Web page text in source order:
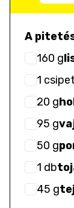
A
160 g
1 csipet
20 g
95 g
50 g
1 db
45 g